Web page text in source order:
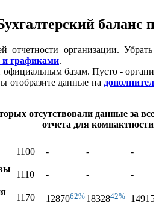
баланс
отчетности организации.
и графиками.
базам. Пусто -
отобразите данные на
отсутствовали данные за
отчета для компактности.
1100 - -
-
1110 - -
-
1170 1287062% 1832842% 14915